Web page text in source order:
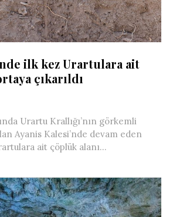
ilk kez Urartulara ait
çıkarıldı
Urartu Krallığı’nın görkemli
Ayanis Kalesi’nde devam eden
ait çöplük alanı...